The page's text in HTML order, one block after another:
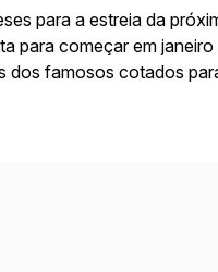
para a estreia da
para começar em
dos famosos cotados